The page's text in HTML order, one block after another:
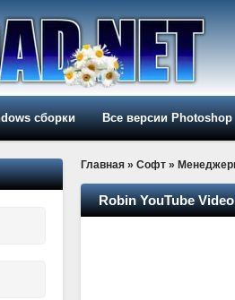
сборки Все версии Photoshop
Главная » Софт »
Robin YouTube